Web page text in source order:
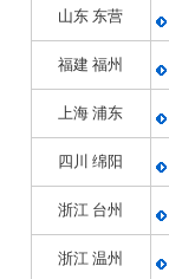
山东 东营
福建 福州
上海 浦东
四川 绵阳
浙江 台州
浙江 温州